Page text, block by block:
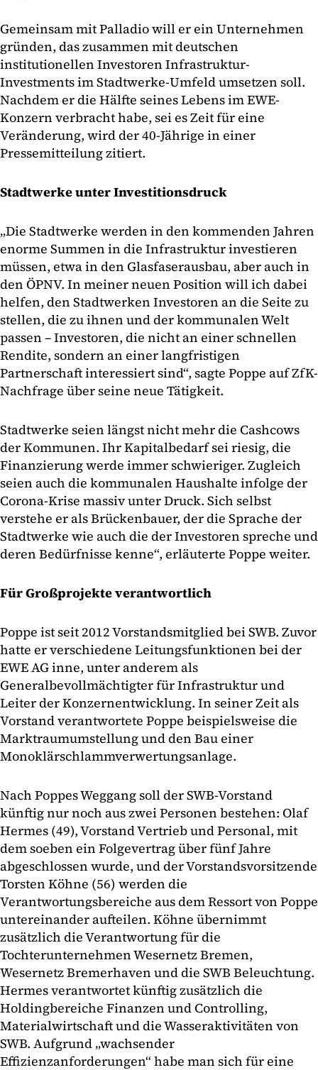
Gemeinsam mit Palladio will er ein Unternehmen
gründen, das zusammen mit deutschen
institutionellen Investoren Infrastruktur-
Investments im Stadtwerke-Umfeld umsetzen soll.
Nachdem er die Hälfte seines Lebens im EWE-
Konzern verbracht habe, sei es Zeit für eine
Veränderung, wird der 40-Jährige in einer
Pressemitteilung zitiert.
Stadtwerke unter Investitionsdruck
„Die Stadtwerke werden in den kommenden Jahren
enorme Summen in die Infrastruktur investieren
müssen, etwa in den Glasfaserausbau, aber auch in
den ÖPNV. In meiner neuen Position will ich dabei
helfen, den Stadtwerken Investoren an die Seite zu
stellen, die zu ihnen und der kommunalen Welt
passen – Investoren, die nicht an einer schnellen
Rendite, sondern an einer langfristigen
Partnerschaft interessiert sind“, sagte Poppe auf ZfK-
Nachfrage über seine neue Tätigkeit.
Stadtwerke seien längst nicht mehr die Cashcows
der Kommunen. Ihr Kapitalbedarf sei riesig, die
Finanzierung werde immer schwieriger. Zugleich
seien auch die kommunalen Haushalte infolge der
Corona-Krise massiv unter Druck. Sich selbst
verstehe er als Brückenbauer, der die Sprache der
Stadtwerke wie auch die der Investoren spreche und
deren Bedürfnisse kenne“, erläuterte Poppe weiter.
Für Großprojekte verantwortlich
Poppe ist seit 2012 Vorstandsmitglied bei SWB. Zuvor
hatte er verschiedene Leitungsfunktionen bei der
EWE AG inne, unter anderem als
Generalbevollmächtigter für Infrastruktur und
Leiter der Konzernentwicklung. In seiner Zeit als
Vorstand verantwortete Poppe beispielsweise die
Marktraumumstellung und den Bau einer
Monoklärschlammverwertungsanlage.
Nach Poppes Weggang soll der SWB-Vorstand
künftig nur noch aus zwei Personen bestehen: Olaf
Hermes (49), Vorstand Vertrieb und Personal, mit
dem soeben ein Folgevertrag über fünf Jahre
abgeschlossen wurde, und der Vorstandsvorsitzende
Torsten Köhne (56) werden die
Verantwortungsbereiche aus dem Ressort von Poppe
untereinander aufteilen. Köhne übernimmt
zusätzlich die Verantwortung für die
Tochterunternehmen Wesernetz Bremen,
Wesernetz Bremerhaven und die SWB Beleuchtung.
Hermes verantwortet künftig zusätzlich die
Holdingbereiche Finanzen und Controlling,
Materialwirtschaft und die Wasseraktivitäten von
SWB. Aufgrund „wachsender
Effizienzanforderungen“ habe man sich für eine